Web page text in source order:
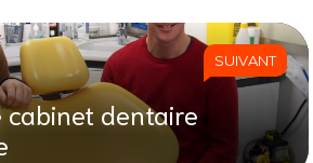
SUIVANT
cabinet dentaire